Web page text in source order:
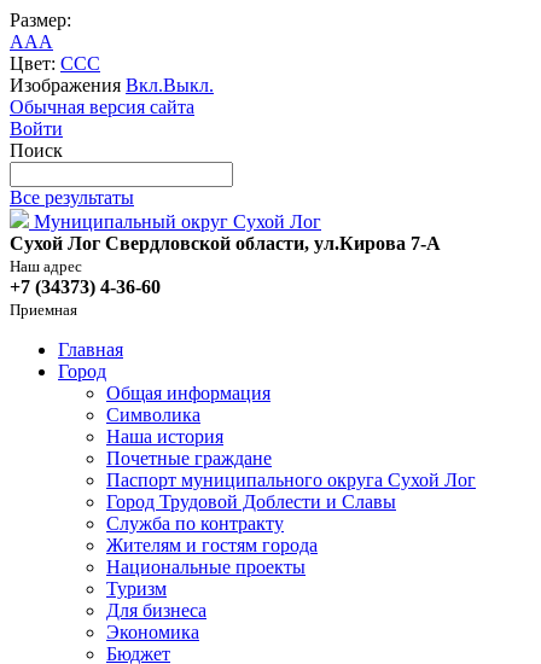
Размер:
AAA
Цвет: CCC
Изображения Вкл.Выкл.
Обычная версия сайта
Войти
Поиск
Все результаты
Муниципальный округ Сухой Лог
Сухой Лог Свердловской области, ул.Кирова 7-А
Наш адрес
+7 (34373) 4-36-60
Приемная
Главная
Город
Общая информация
Символика
Наша история
Почетные граждане
Паспорт муниципального округа Сухой Лог
Город Трудовой Доблести и Славы
Служба по контракту
Жителям и гостям города
Национальные проекты
Туризм
Для бизнеса
Экономика
Бюджет